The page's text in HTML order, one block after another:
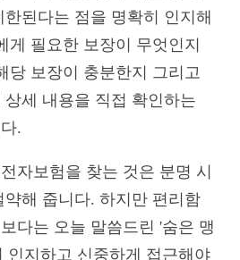
된다는 점을 명확히 인지해
게 필요한 보장이 무엇인지
당 보장이 충분한지 그리고
상세 내용을 직접 확인하는
.
자보험을 찾는 것은 분명 시
약해 줍니다. 하지만 편리함
다는 오늘 말씀드린 '숨은 맹
인지하고 신중하게 접근해야